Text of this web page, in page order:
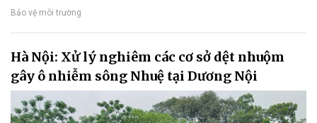
Bảo vệ môi trường
Hà Nội: Xử lý nghiêm các cơ sở dệt nhuộm
gây ô nhiễm sông Nhuệ tại Dương Nội